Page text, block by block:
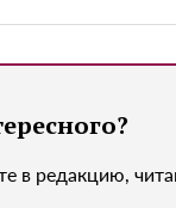
в редакцию,